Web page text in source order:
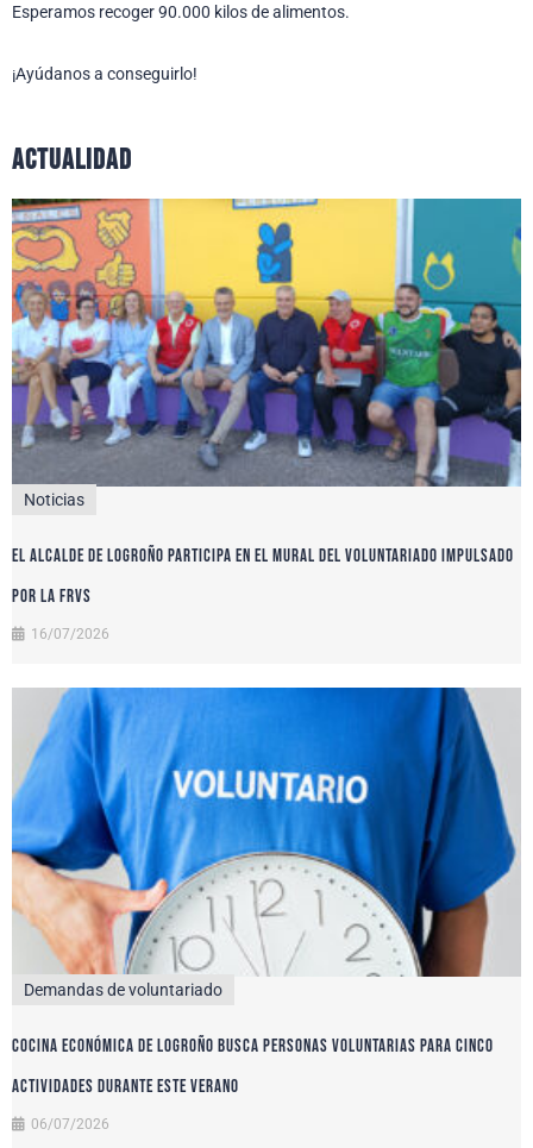
Esperamos recoger 90.000 kilos de alimentos.
¡Ayúdanos a conseguirlo!
actualidad
Noticias
El alcalde de Logroño participa en el Mural del Voluntariado impulsado
por la FRVS
16/07/2026
Demandas de voluntariado
Cocina Económica de Logroño busca personas voluntarias para cinco
actividades durante este verano
06/07/2026